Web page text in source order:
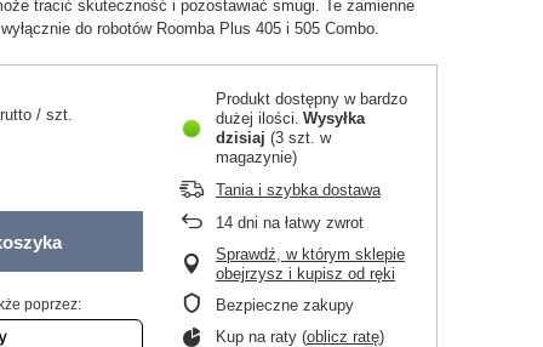
tracić skuteczność i pozostawiać smugi. Te zamienne
do robotów Roomba Plus 405 i 505 Combo.
/ szt.
poprzez:
Produkt dostępny w bardzo
dużej ilości Wysyłka
dzisiaj (3 szt. w
magazynie)
Tania i szybka dostawa
14 dni na łatwy zwrot
Sprawdź, w którym sklepie
obejrzysz i kupisz od ręki
Bezpieczne zakupy
Kup na raty (oblicz ratę)